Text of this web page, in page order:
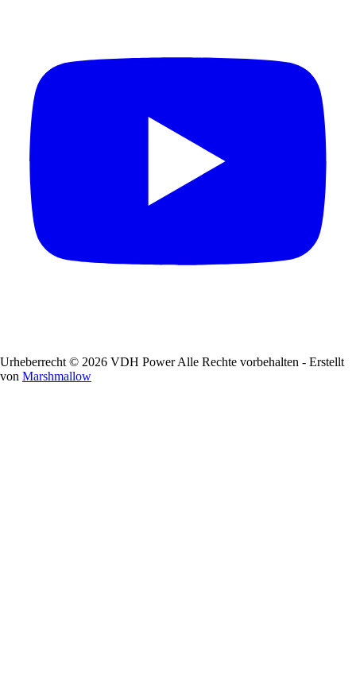
Urheberrecht © 2026 VDH Power Alle Rechte vorbehalten - Erstellt
von Marshmallow